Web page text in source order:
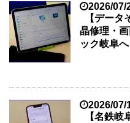
2026/07/
【デー
晶修理・
ック岐阜へ
2026/07/
【名鉄